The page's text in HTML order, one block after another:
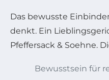
Das bewusste
denkt. Ein
Pfeffersack & Soehne.
Bewusstsein für